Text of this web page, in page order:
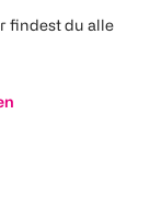
findest du alle